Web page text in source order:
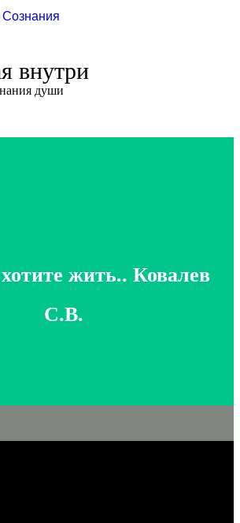
внутри
души
жить.. Ковалев
С.В.